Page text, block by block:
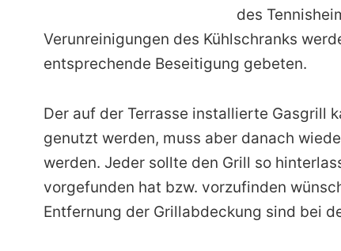
des
Verunreinigungen des Kühlschranks
entsprechende Beseitigung gebeten.
Der auf der Terrasse installierte Gasgrill
genutzt werden, muss aber danach
werden. Jeder sollte den Grill so
vorgefunden hat bzw. vorzufinden
Entfernung der Grillabdeckung sind bei